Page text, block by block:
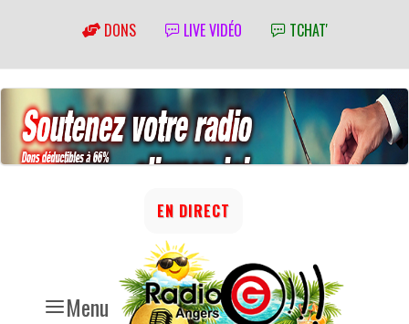
DONS LIVE VIDÉO TCHAT'
Menu
EN DIRECT